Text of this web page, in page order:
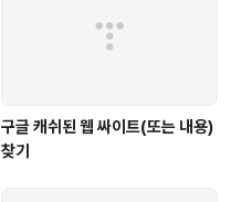
구글 캐쉬된 웹 싸이트(또는 내용)
찾기